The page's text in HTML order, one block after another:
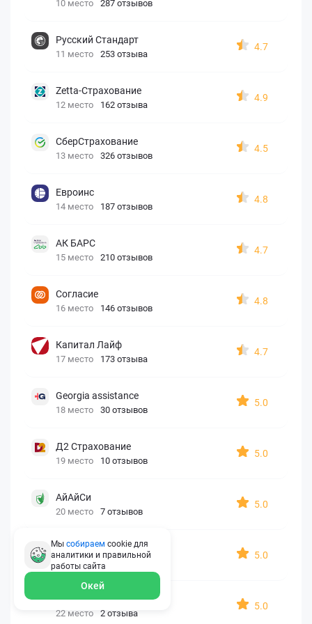
10 место 287 отзывов
Русский Стандарт
11 место 253 отзыва
4.7
Zetta-Страхование
12 место 162 отзыва
4.9
СберСтрахование
13 место 326 отзывов
4.5
Евроинс
14 место 187 отзывов
4.8
АК БАРС
15 место 210 отзывов
4.7
Согласие
16 место 146 отзывов
4.8
Капитал Лайф
17 место 173 отзыва
4.7
Georgia assistance
18 место 30 отзывов
5.0
Д2 Страхование
19 место 10 отзывов
5.0
АйАйСи
20 место 7 отзывов
5.0
OxySport
21 место 6 отзывов
5.0
ERGO AXA
22 место 2 отзыва
5.0
Мы собираем cookie для
аналитики и правильной
работы сайта
Окей